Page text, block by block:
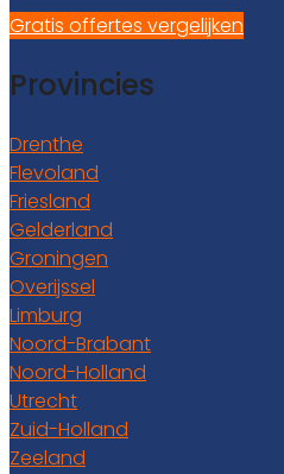
Gratis offertes vergelijken
Provincies
Drenthe
Flevoland
Friesland
Gelderland
Groningen
Overijssel
Limburg
Noord-Brabant
Noord-Holland
Utrecht
Zuid-Holland
Zeeland